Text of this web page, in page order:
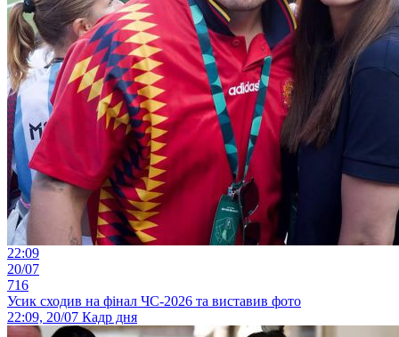
22:09
20/07
716
Усик сходив на фінал ЧС-2026 та виставив фото
22:09, 20/07 Кадр дня